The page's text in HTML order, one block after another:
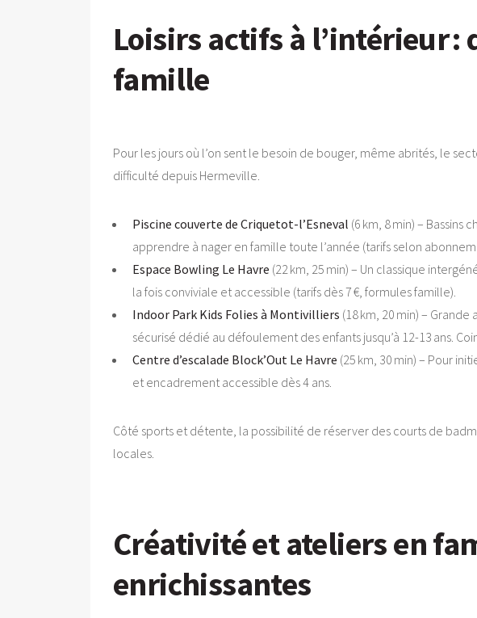
Loisirs actifs à l’intérieur
famille
Pour les jours où l’on sent le besoin de bouger, même abrités, le
difficulté depuis Hermeville.
Piscine couverte de Criquetot-l’Esneval (6 km, 8 min) –
apprendre à nager en famille toute l’année (tarifs selon
Espace Bowling Le Havre (22 km, 25 min) – Un classique
la fois conviviale et accessible (tarifs dès 7 €, formules famille).
Indoor Park Kids Folies à Montivilliers (18 km, 20 min) –
sécurisé dédié au défoulement des enfants jusqu’à 12-13 ans.
Centre d’escalade Block’Out Le Havre (25 km, 30 min) – Pour
et encadrement accessible dès 4 ans.
Côté sports et détente, la possibilité de réserver des courts de
locales.
Créativité et ateliers en
enrichissantes